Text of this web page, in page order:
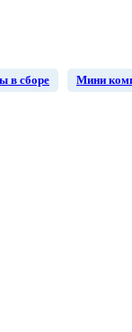
в сборе Мини